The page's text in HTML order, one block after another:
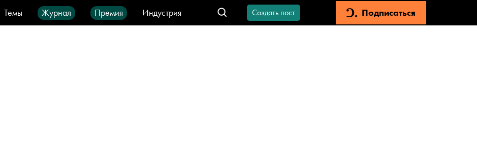
Темы Журнал Премия
Индустрия
Видео Город IT-продукты
Создать пост Подписаться